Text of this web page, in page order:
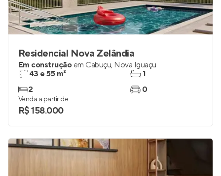
Residencial Nova Zelândia
Em construção em Cabuçu, Nova Iguaçu
43 e 55 m²
2
1
0
Venda a partir de
R$ 158.000